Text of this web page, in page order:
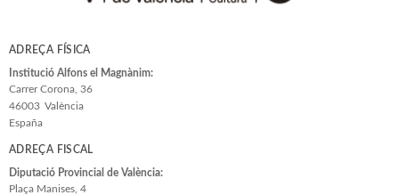
ADREÇA FÍSICA
Institució Alfons el Magnànim:
Carrer Corona, 36
46003 València
España
ADREÇA FISCAL
Diputació Provincial de València:
Plaça Manises, 4